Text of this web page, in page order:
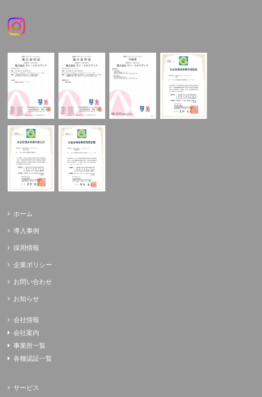
ホーム
導入事例
採用情報
企業ポリシー
お問い合わせ
お知らせ
会社情報
会社案内
事業所一覧
各種認証一覧
サービス